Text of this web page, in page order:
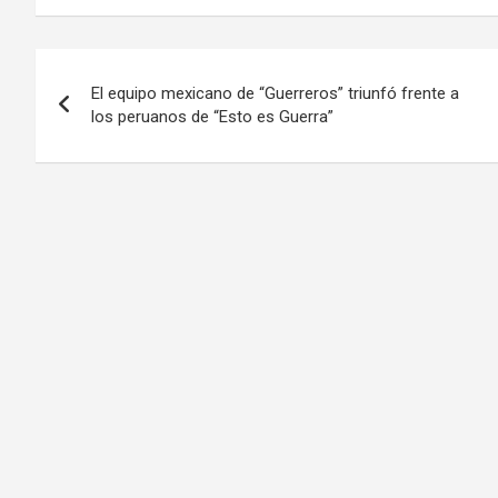
de
entradas
El equipo mexicano de “Guerreros” triunfó frente a
los peruanos de “Esto es Guerra”